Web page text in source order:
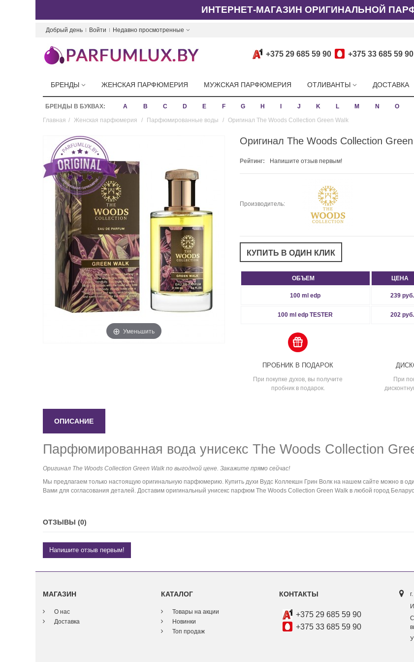
ИНТЕРНЕТ-МАГАЗИН ОРИГИНАЛЬНОЙ
Добрый день Войти Недавно просмотренные
+375 29 685 59 90 +375 33 685 59 90
БРЕНДЫ ЖЕНСКАЯ ПАРФЮМЕРИЯ МУЖСКАЯ ПАРФЮМЕРИЯ ОТЛИВАНТЫ ДОСТАВКА
БРЕНДЫ В БУКВАХ: A B C D E F G H J K L M N O
Главная / Женская парфюмерия / Парфюмированные воды / Оригинал The Woods Collection Green Walk
Уменьшить
Оригинал The Woods Collection
Рейтинг: Напишите отзыв первым!
Производитель:
ОБЪЕМ ЦЕНА
100 ml edp 239 руб.
100 ml edp TESTER 202 руб.
ПРОБНИК В ПОДАРОК
При покупке духов, вы получите
пробник в подарок.
При
ОПИСАНИЕ
Парфюмированная вода унисекс The Woods Collection
Оригинал The Woods Collection Green Walk по выгодной цене. Закажите прямо сейчас!
Мы предлагаем только настоящую оригинальную парфюмерию. Купить духи Вудс Коллекшн Грин Волк на нашем сайте можно в
Вами для согласования деталей. Доставим оригинальный унисекс парфюм The Woods Collection Green Walk в любой город
ОТЗЫВЫ (0)
Напишите отзыв первым!
МАГАЗИН
О нас
Доставка
КАТАЛОГ
Товары на акции
Новинки
Топ продаж
КОНТАКТЫ
+375 29 685 59 90
+375 33 685 59 90